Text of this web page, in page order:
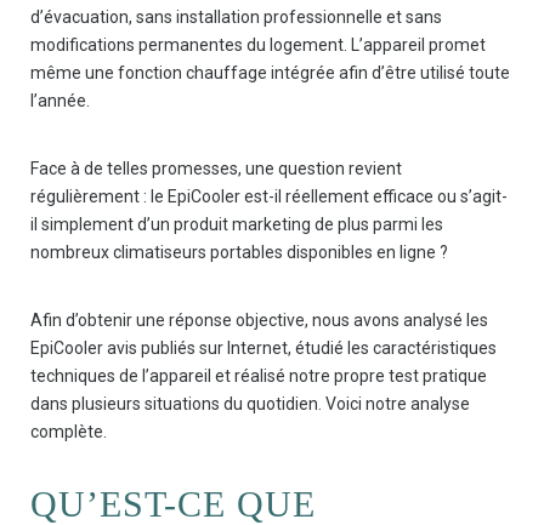
d’évacuation, sans installation professionnelle et sans
modifications permanentes du logement. L’appareil promet
même une fonction chauffage intégrée afin d’être utilisé toute
l’année.
Face à de telles promesses, une question revient
régulièrement : le EpiCooler est-il réellement efficace ou s’agit-
il simplement d’un produit marketing de plus parmi les
nombreux climatiseurs portables disponibles en ligne ?
Afin d’obtenir une réponse objective, nous avons analysé les
EpiCooler avis publiés sur Internet, étudié les caractéristiques
techniques de l’appareil et réalisé notre propre test pratique
dans plusieurs situations du quotidien. Voici notre analyse
complète.
QU’EST-CE QUE